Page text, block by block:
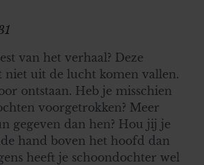
van het verhaal? Deze
niet uit de lucht komen vallen.
ontstaan. Heb je misschien
voorgetrokken? Meer
gegeven dan hen? Hou jij je
hand boven het hoofd dan
heeft je schoondochter wel